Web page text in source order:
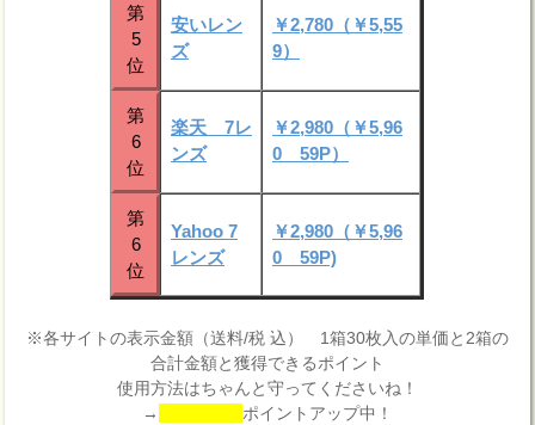
第
5
位
安いレン
ズ
￥2,780（￥5,55
9）
第
6
位
楽天 7レ
ンズ
￥2,980（￥5,96
0 59P）
第
6
位
Yahoo 7
レンズ
￥2,980（￥5,96
0 59P)
※各サイトの表示金額（送料/税 込） 1箱30枚入の単価と2箱の
合計金額と獲得できるポイント
使用方法はちゃんと守ってくださいね！
→
ポイントアップ中！